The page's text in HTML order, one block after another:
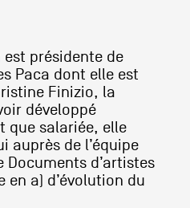
est présidente de
Paca dont elle est
Finizio, la
développé
que salariée, elle
auprès de l’équipe
Documents d’artistes
en a) d’évolution du